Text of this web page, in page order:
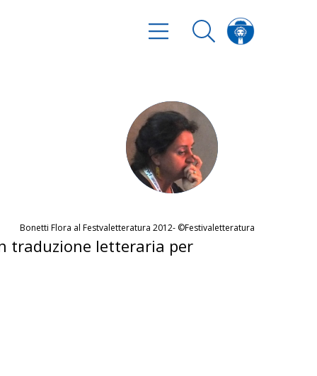
Bonetti Flora al Festvaletteratura 2012- ©Festivaletteratura
traduzione letteraria per